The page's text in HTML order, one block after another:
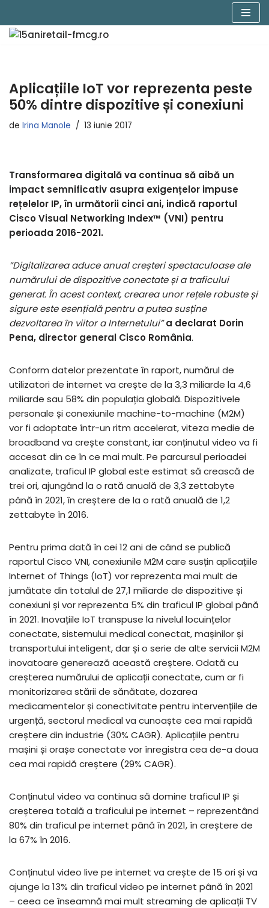
Sari
Aplicațiile IoT vor reprezenta peste
50% dintre dispozitive și conexiuni
de Irina Manole 13 iunie 2017
Transformarea digitală va continua să aibă un
impact semnificativ asupra exigențelor impuse
rețelelor IP, în următorii cinci ani, indică raportul
Cisco Visual Networking Index™ (VNI) pentru
perioada 2016-2021.
”Digitalizarea aduce anual creșteri spectaculoase ale
numărului de dispozitive conectate și a traficului
generat. În acest context, crearea unor rețele robuste și
sigure este esențială pentru a putea susține
dezvoltarea în viitor a Internetului” a declarat Dorin
Pena, director general Cisco România.
Conform datelor prezentate în raport, numărul de
utilizatori de internet va crește de la 3,3 miliarde la 4,6
miliarde sau 58% din populația globală. Dispozitivele
personale și conexiunile machine-to-machine (M2M)
vor fi adoptate într-un ritm accelerat, viteza medie de
broadband va crește constant, iar conținutul video va fi
accesat din ce în ce mai mult. Pe parcursul perioadei
analizate, traficul IP global este estimat să crească de
trei ori, ajungând la o rată anuală de 3,3 zettabyte
până în 2021, în creștere de la o rată anuală de 1,2
zettabyte în 2016.
Pentru prima dată în cei 12 ani de când se publică
raportul Cisco VNI, conexiunile M2M care susțin aplicațiile
Internet of Things (IoT) vor reprezenta mai mult de
jumătate din totalul de 27,1 miliarde de dispozitive și
conexiuni și vor reprezenta 5% din traficul IP global până
în 2021. Inovațiile IoT transpuse la nivelul locuințelor
conectate, sistemului medical conectat, mașinilor și
transportului inteligent, dar și o serie de alte servicii M2M
inovatoare generează această creștere. Odată cu
creșterea numărului de aplicații conectate, cum ar fi
monitorizarea stării de sănătate, dozarea
medicamentelor și conectivitate pentru intervențiile de
urgență, sectorul medical va cunoaște cea mai rapidă
creștere din industrie (30% CAGR). Aplicațiile pentru
mașini și orașe conectate vor înregistra cea de-a doua
cea mai rapidă creștere (29% CAGR).
Conținutul video va continua să domine traficul IP și
creșterea totală a traficului pe internet – reprezentând
80% din traficul pe internet până în 2021, în creștere de
la 67% în 2016.
Conținutul video live pe internet va crește de 15 ori și va
ajunge la 13% din traficul video pe internet până în 2021
– ceea ce înseamnă mai mult streaming de aplicații TV